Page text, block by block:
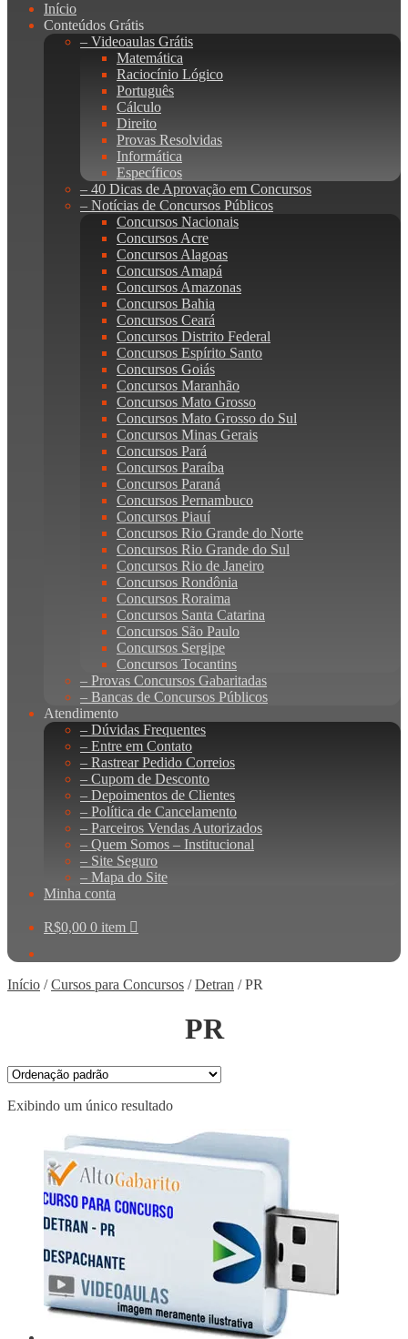
Início
Conteúdos Grátis
– Videoaulas Grátis
Matemática
Raciocínio Lógico
Português
Cálculo
Direito
Provas Resolvidas
Informática
Específicos
– 40 Dicas de Aprovação em Concursos
– Notícias de Concursos Públicos
Concursos Nacionais
Concursos Acre
Concursos Alagoas
Concursos Amapá
Concursos Amazonas
Concursos Bahia
Concursos Ceará
Concursos Distrito Federal
Concursos Espírito Santo
Concursos Goiás
Concursos Maranhão
Concursos Mato Grosso
Concursos Mato Grosso do Sul
Concursos Minas Gerais
Concursos Pará
Concursos Paraíba
Concursos Paraná
Concursos Pernambuco
Concursos Piauí
Concursos Rio Grande do Norte
Concursos Rio Grande do Sul
Concursos Rio de Janeiro
Concursos Rondônia
Concursos Roraima
Concursos Santa Catarina
Concursos São Paulo
Concursos Sergipe
Concursos Tocantins
– Provas Concursos Gabaritadas
– Bancas de Concursos Públicos
Atendimento
– Dúvidas Frequentes
– Entre em Contato
– Rastrear Pedido Correios
– Cupom de Desconto
– Depoimentos de Clientes
– Política de Cancelamento
– Parceiros Vendas Autorizados
– Quem Somos – Institucional
– Site Seguro
– Mapa do Site
Minha conta
R$0,00 0 item
Início /Cursos para Concursos /Detran /PR
PR
Exibindo um único resultado